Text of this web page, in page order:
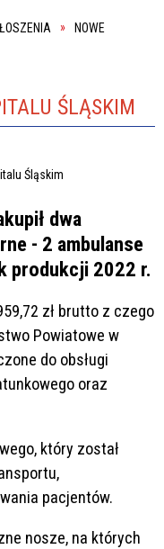
NOWE
ŚLĄSKIM
dwa
- 2 ambulanse
produkcji 2022 r.
zł brutto z czego
Powiatowe w
do obsługi
oraz
który został
pacjentów.
nosze, na których